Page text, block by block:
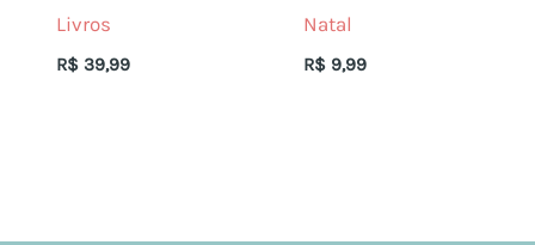
Livros
R$39,99
Natal
R$ 9,99